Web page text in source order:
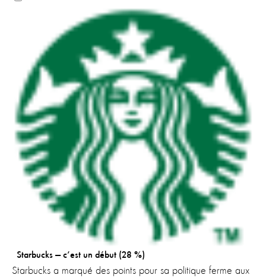
Starbucks — c’est un début (28 %)
Starbucks a marqué des points pour sa politique ferme aux